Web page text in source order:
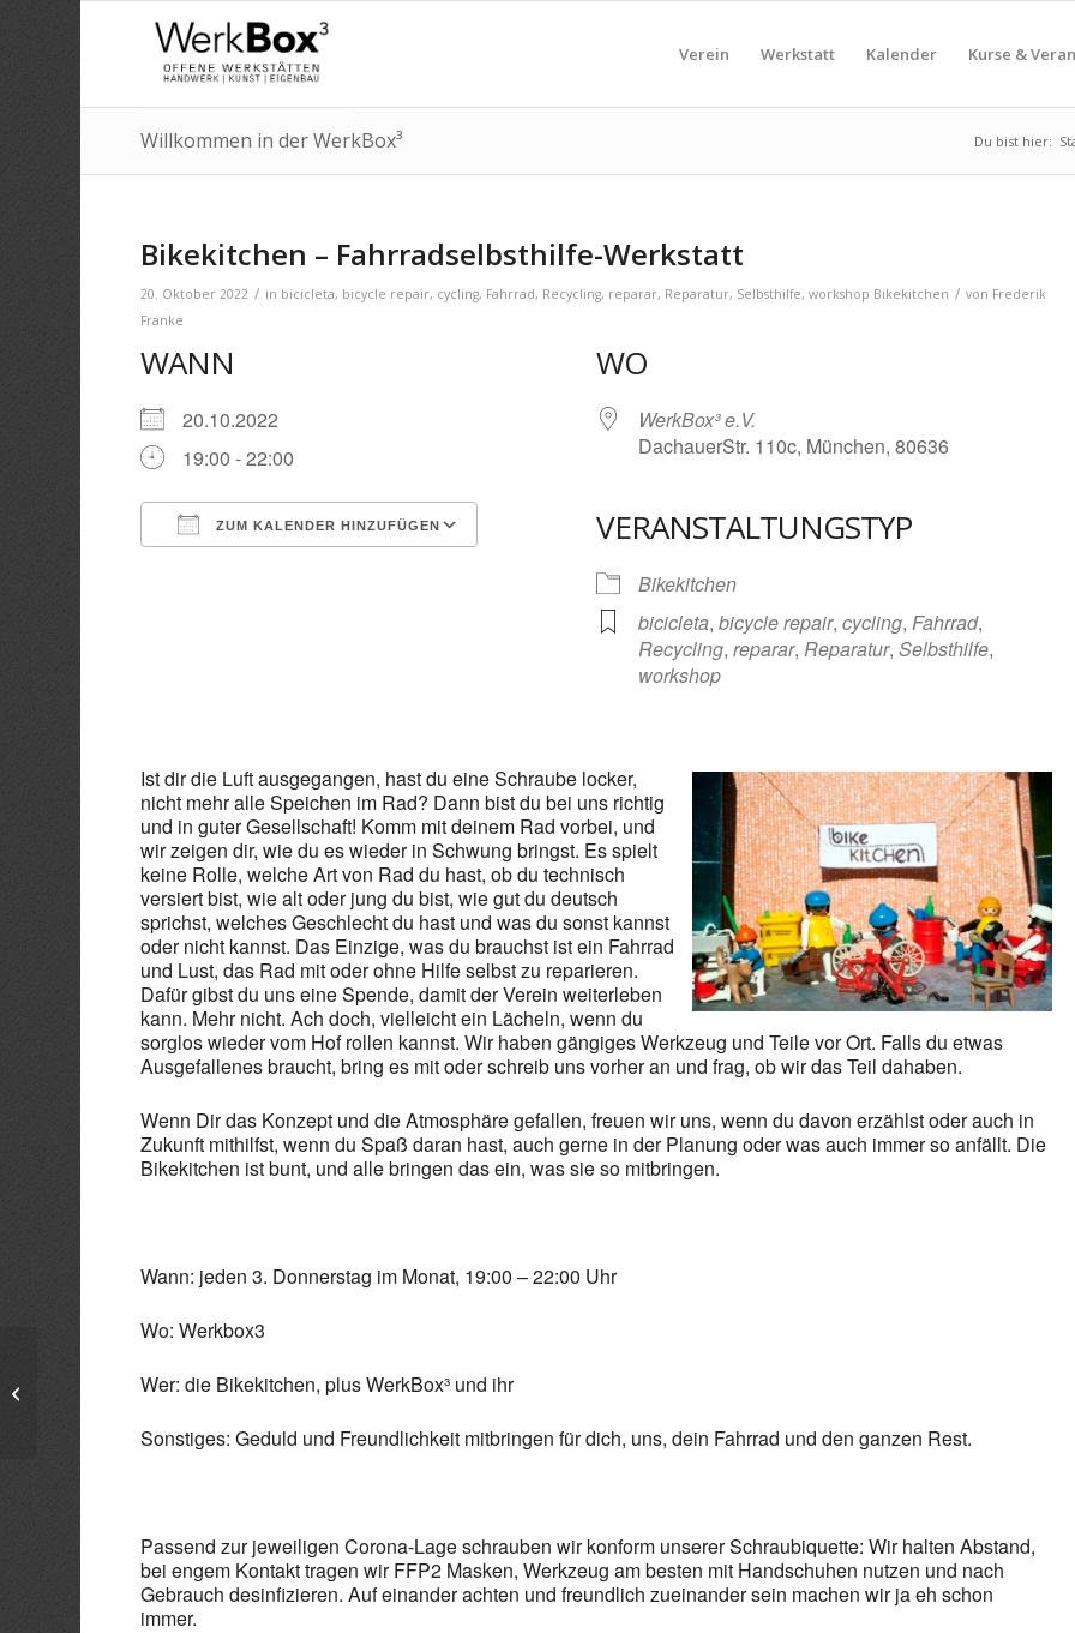
Verein Werkstatt Kalender Kurse &
Willkommen in der WerkBox³ Du bist hier:
Bikekitchen – Fahrradselbsthilfe-Werkstatt
20. Oktober 2022 / in bicicleta, bicycle repair, cycling, Fahrrad, Recycling, reparar, Reparatur, Selbsthilfe,workshop Bikekitchen / von Frederik
Franke
WANN
20.10.2022
19:00 - 22:00
ZUM KALENDER HINZUFÜGEN
Google Kalender
WO
WerkBox³ e.V.
DachauerStr. 110c, München, 80636
VERANSTALTUNGSTYP
Bikekitchen
bicicleta,bicycle repair,cycling,Fahrrad,
Recycling,reparar,Reparatur,Selbsthilfe,
workshop
Ist dir die Luft ausgegangen, hast du eine Schraube locker,
nicht mehr alle Speichen im Rad? Dann bist du bei uns richtig
und in guter Gesellschaft! Komm mit deinem Rad vorbei, und
wir zeigen dir, wie du es wieder in Schwung bringst. Es spielt
keine Rolle, welche Art von Rad du hast, ob du technisch
versiert bist, wie alt oder jung du bist, wie gut du deutsch
sprichst, welches Geschlecht du hast und was du sonst kannst
oder nicht kannst. Das Einzige, was du brauchst ist ein Fahrrad
und Lust, das Rad mit oder ohne Hilfe selbst zu reparieren.
Dafür gibst du uns eine Spende, damit der Verein weiterleben
kann. Mehr nicht. Ach doch, vielleicht ein Lächeln, wenn du
sorglos wieder vom Hof rollen kannst. Wir haben gängiges Werkzeug und Teile vor Ort. Falls du etwas
Ausgefallenes braucht, bring es mit oder schreib uns vorher an und frag, ob wir das Teil dahaben.
Wenn Dir das Konzept und die Atmosphäre gefallen, freuen wir uns, wenn du davon erzählst oder auch in
Zukunft mithilfst, wenn du Spaß daran hast, auch gerne in der Planung oder was auch immer so anfällt. Die
Bikekitchen ist bunt, und alle bringen das ein, was sie so mitbringen.
Wann: jeden 3. Donnerstag im Monat, 19:00 – 22:00 Uhr
Wo: Werkbox3
Wer: die Bikekitchen, plus WerkBox³ und ihr
Sonstiges: Geduld und Freundlichkeit mitbringen für dich, uns, dein Fahrrad und den ganzen Rest.
Passend zur jeweiligen Corona-Lage schrauben wir konform unserer Schraubiquette: Wir halten Abstand,
bei engem Kontakt tragen wir FFP2 Masken, Werkzeug am besten mit Handschuhen nutzen und nach
Gebrauch desinfizieren. Auf einander achten und freundlich zueinander sein machen wir ja eh schon
immer.
Bikekitchen – Fahrradselbsthilfe-